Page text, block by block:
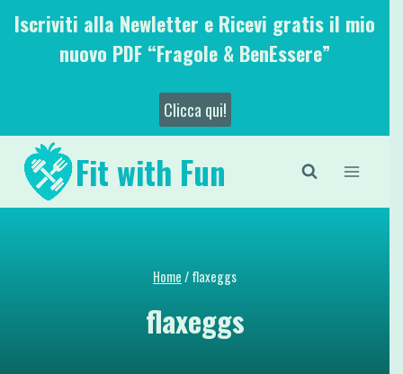
SaltaIscriviti alla Newletter e Ricevi gratis il mio
nuovo PDF “Fragole & BenEssere”
Clicca qui!
Fit with Fun
Home/flaxeggs
flaxeggs